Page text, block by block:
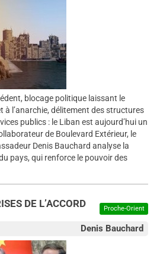
blocage politique laissant le
à l’anarchie, délitement des structures
publics : le Liban est aujourd’hui un
de Boulevard Extérieur, le
Denis Bauchard analyse la
pays, qui renforce le pouvoir des
Proche-Orient
DE L’ACCORD
Denis Bauchard